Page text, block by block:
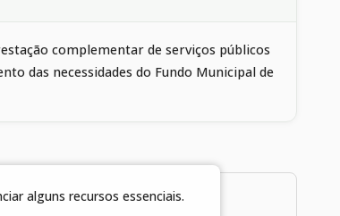
complementar de serviços públicos
das necessidades do Fundo Municipal de
alguns recursos essenciais.